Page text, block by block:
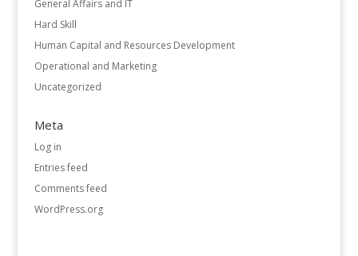
General Affairs and IT
Hard Skill
Human Capital and Resources Development
Operational and Marketing
Uncategorized
Meta
Log in
Entries feed
Comments feed
WordPress.org